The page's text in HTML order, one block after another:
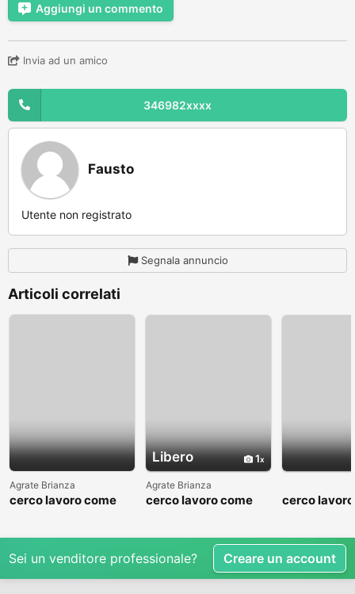
Aggiungi un commento
Invia ad un amico
346982xxxx
Fausto
Utente non registrato
Segnala annuncio
Articoli correlati
Agrate Brianza
cerco lavoro come
Libero 1
Agrate Brianza
cerco lavoro come
cerco
Sei un venditore professionale? Creare un account